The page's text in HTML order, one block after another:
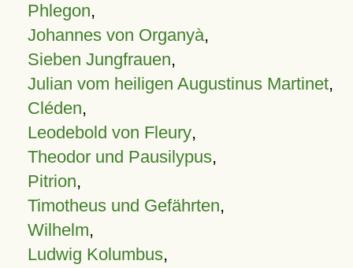
Phlegon,
Johannes von Organyà,
Sieben Jungfrauen,
Julian vom heiligen Augustinus Martinet,
Cléden,
Leodebold von Fleury,
Theodor und Pausilypus,
Pitrion,
Timotheus und Gefährten,
Wilhelm,
Ludwig Kolumbus,